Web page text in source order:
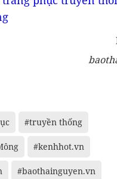
#truyền thống
#kenhhot.vn
#baothainguyen.vn